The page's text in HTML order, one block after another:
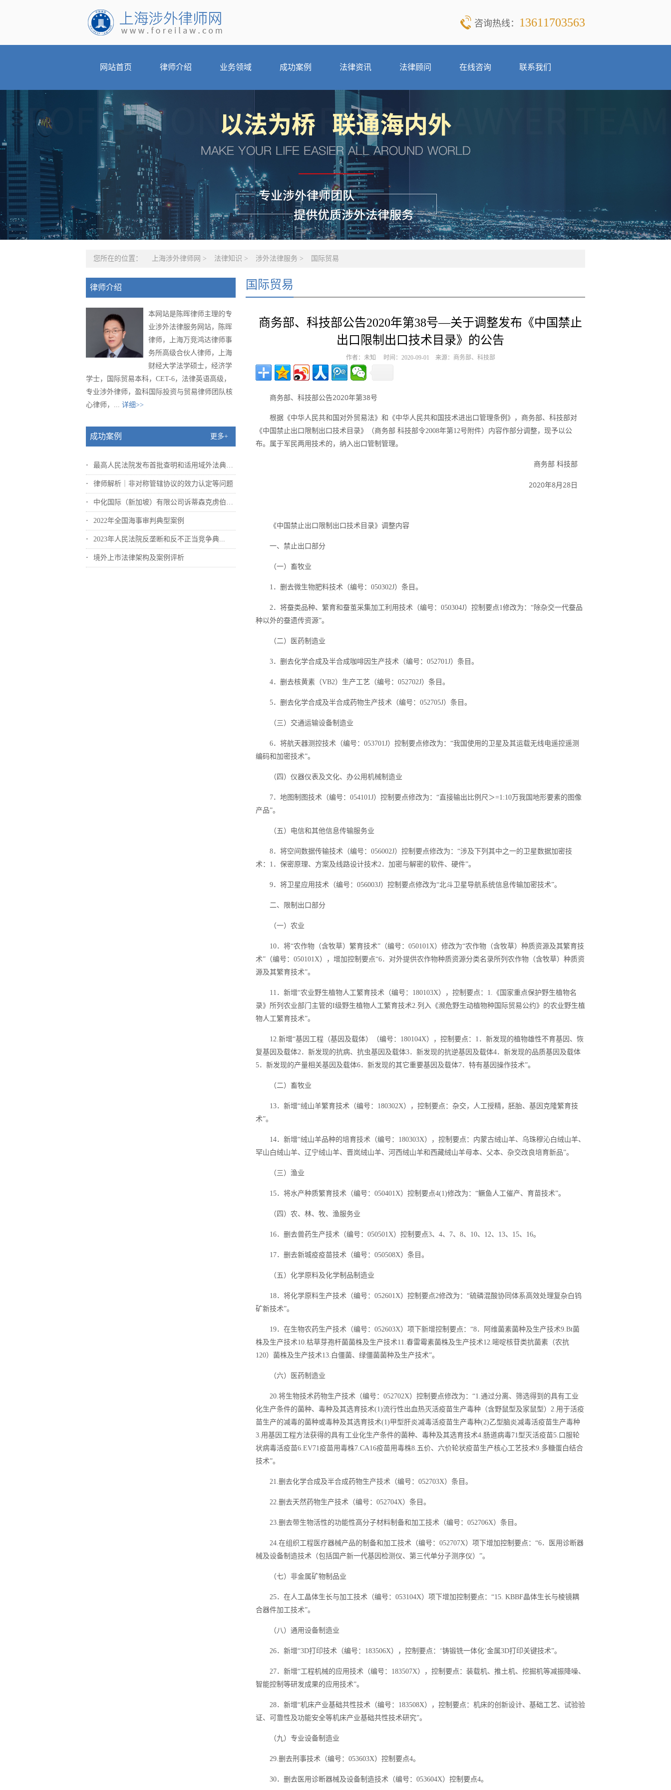
咨询热线： 13611703563
网站首页 律师介绍 业务领域 成功案例 法律资讯 法律顾问 在线咨询 联系我们
您所在的位置： 上海涉外律师网 > 法律知识 > 涉外法律服务 > 国际贸易
律师介绍
本网站是陈晖律师主理的专
业涉外法律服务网站，陈晖
律师，上海万竞鸿达律师事
务所高级合伙人律师，上海
财经大学法学硕士，经济学
学士，国际贸易本科，CET-6，法律英语高级，
专业涉外律师，盈科国际投资与贸易律师团队核
心律师，... 详细>>
成功案例 更多+
最高人民法院发布首批查明和适用域外法典型...
律师解析｜非对称管辖协议的效力认定等问题
中化国际（新加坡）有限公司诉蒂森克虏伯冶...
2022年全国海事审判典型案例
2023年人民法院反垄断和反不正当竞争典...
境外上市法律架构及案例评析
国际贸易
商务部、科技部公告2020年第38号—关于调整发布《中国禁止
出口限制出口技术目录》的公告
作者：未知 时间：2020-09-01 来源：商务部、科技部
商务部、科技部公告2020年第38号
根据《中华人民共和国对外贸易法》和《中华人民共和国技术进出口管理条例》，商务部、科技部对
《中国禁止出口限制出口技术目录》（商务部 科技部令2008年第12号附件）内容作部分调整，现予以公
布。属于军民两用技术的，纳入出口管制管理。
商务部 科技部
2020年8月28日
《中国禁止出口限制出口技术目录》调整内容
一、禁止出口部分
（一）畜牧业
1．删去微生物肥料技术（编号：050302J）条目。
2．将蚕类品种、繁育和蚕茧采集加工利用技术（编号：050304J）控制要点1修改为：“除杂交一代蚕品
种以外的蚕遗传资源”。
（二）医药制造业
3．删去化学合成及半合成咖啡因生产技术（编号：052701J）条目。
4．删去核黄素（VB2）生产工艺（编号：052702J）条目。
5．删去化学合成及半合成药物生产技术（编号：052705J）条目。
（三）交通运输设备制造业
6．将航天器测控技术（编号：053701J）控制要点修改为：“我国使用的卫星及其运载无线电遥控遥测
编码和加密技术”。
（四）仪器仪表及文化、办公用机械制造业
7．地图制图技术（编号：054101J）控制要点修改为：“直接输出比例尺＞=1:10万我国地形要素的图像
产品”。
（五）电信和其他信息传输服务业
8．将空间数据传输技术（编号：056002J）控制要点修改为：“涉及下列其中之一的卫星数据加密技
术：1．保密原理、方案及线路设计技术2．加密与解密的软件、硬件”。
9．将卫星应用技术（编号：056003J）控制要点修改为“北斗卫星导航系统信息传输加密技术”。
二、限制出口部分
（一）农业
10．将“农作物（含牧草）繁育技术”（编号：050101X）修改为“农作物（含牧草）种质资源及其繁育技
术”（编号：050101X），增加控制要点“6．对外提供农作物种质资源分类名录所列农作物（含牧草）种质资
源及其繁育技术”。
11．新增“农业野生植物人工繁育技术（编号：180103X），控制要点：1.《国家重点保护野生植物名
录》所列农业部门主管的I级野生植物人工繁育技术2.列入《濒危野生动植物种国际贸易公约》的农业野生植
物人工繁育技术”。
12.新增“基因工程（基因及载体）（编号：180104X），控制要点：1．新发现的植物雄性不育基因、恢
复基因及载体2．新发现的抗病、抗虫基因及载体3．新发现的抗逆基因及载体4．新发现的品质基因及载体
5．新发现的产量相关基因及载体6．新发现的其它重要基因及载体7．特有基因操作技术”。
（二）畜牧业
13．新增“绒山羊繁育技术（编号：180302X），控制要点：杂交，人工授精，胚胎、基因克隆繁育技
术”。
14．新增“绒山羊品种的培育技术（编号：180303X），控制要点：内蒙古绒山羊、乌珠穆沁白绒山羊、
罕山白绒山羊、辽宁绒山羊、晋岚绒山羊、河西绒山羊和西藏绒山羊母本、父本、杂交改良培育新品”。
（三）渔业
15．将水产种质繁育技术（编号：050401X）控制要点4(1)修改为：“鳜鱼人工催产、育苗技术”。
（四）农、林、牧、渔服务业
16．删去兽药生产技术（编号：050501X）控制要点3、4、7、8、10、12、13、15、16。
17．删去新城疫疫苗技术（编号：050508X）条目。
（五）化学原料及化学制品制造业
18．将化学原料生产技术（编号：052601X）控制要点2修改为：“硫磷混酸协同体系高效处理复杂白钨
矿新技术”。
19．在生物农药生产技术（编号：052603X）项下新增控制要点：“8．阿维菌素菌种及生产技术9.Bt菌
株及生产技术10.枯草芽孢杆菌菌株及生产技术11.春雷霉素菌株及生产技术12.嘧啶核苷类抗菌素（农抗
120）菌株及生产技术13.白僵菌、绿僵菌菌种及生产技术”。
（六）医药制造业
20.将生物技术药物生产技术（编号：052702X）控制要点修改为：“1.通过分离、筛选得到的具有工业
化生产条件的菌种、毒种及其选育技术(1)流行性出血热灭活疫苗生产毒种（含野鼠型及家鼠型）2.用于活疫
苗生产的减毒的菌种或毒种及其选育技术(1)甲型肝炎减毒活疫苗生产毒种(2)乙型脑炎减毒活疫苗生产毒种
3.用基因工程方法获得的具有工业化生产条件的菌种、毒种及其选育技术4.肠道病毒71型灭活疫苗5.口服轮
状病毒活疫苗6.EV71疫苗用毒株7.CA16疫苗用毒株8.五价、六价轮状疫苗生产核心工艺技术9.多糖蛋白结合
技术”。
21.删去化学合成及半合成药物生产技术（编号：052703X）条目。
22.删去天然药物生产技术（编号：052704X）条目。
23.删去带生物活性的功能性高分子材料制备和加工技术（编号：052706X）条目。
24.在组织工程医疗器械产品的制备和加工技术（编号：052707X）项下增加控制要点：“6．医用诊断器
械及设备制造技术（包括国产新一代基因检测仪、第三代单分子测序仪）”。
（七）非金属矿物制品业
25．在人工晶体生长与加工技术（编号：053104X）项下增加控制要点：“15. KBBF晶体生长与棱镜耦
合器件加工技术”。
（八）通用设备制造业
26．新增“3D打印技术（编号：183506X），控制要点：‘铸锻铣一体化’金属3D打印关键技术”。
27．新增“工程机械的应用技术（编号：183507X），控制要点：装载机、推土机、挖掘机等减振降噪、
智能控制等研发成果的应用技术”。
28．新增“机床产业基础共性技术（编号：183508X），控制要点：机床的创新设计、基础工艺、试验验
证、可靠性及功能安全等机床产业基础共性技术研究”。
（九）专业设备制造业
29.删去刑事技术（编号：053603X）控制要点4。
30．删去医用诊断器械及设备制造技术（编号：053604X）控制要点4。